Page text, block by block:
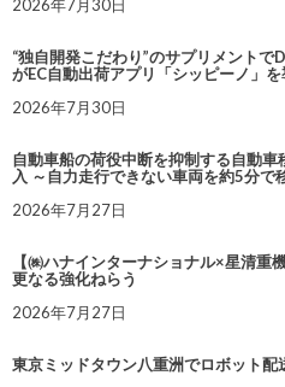
2026年7月30日
“独自開発こだわり”のサプリメントで
がEC自動出荷アプリ「シッピーノ」を
2026年7月30日
自動車船の荷役中断を抑制する自動
入 ～自力走行できない車両を約5分で
2026年7月27日
【㈱ハナインターナショナル×星清重
更なる強化ねらう
2026年7月27日
東京ミッドタウン八重洲でロボット配